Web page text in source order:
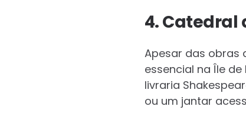
4. Catedral
Apesar das obras
essencial na Île
livraria
ou um jantar